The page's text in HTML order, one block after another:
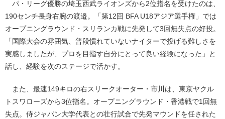
パ・リーグ優勝の埼玉西武ライオンズから2位指名を受けたのは、
190センチ長身右腕の渡邉。「第12回 BFA U18アジア選手権」では
オープニングラウンド・スリランカ戦に先発して3回無失点の好投。
「国際大会の雰囲気、普段慣れていないナイターで投げる難しさを
実感しましたが、プロを目指す自分にとって良い経験になった」と
話し、経験を次のステージで活かす。
また、最速149キロの右スリークオーター・市川は、東京ヤクル
トスワローズから3位指名。オープニングラウンド・香港戦で1回無
失点。侍ジャパン大学代表との壮行試合で先発マウンドを任された